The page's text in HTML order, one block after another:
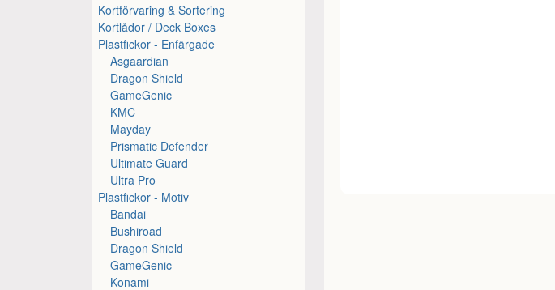
Kortförvaring & Sortering
Kortlådor / Deck Boxes
Plastfickor - Enfärgade
Asgaardian
Dragon Shield
GameGenic
KMC
Mayday
Prismatic Defender
Ultimate Guard
Ultra Pro
Plastfickor - Motiv
Bandai
Bushiroad
Dragon Shield
GameGenic
Konami